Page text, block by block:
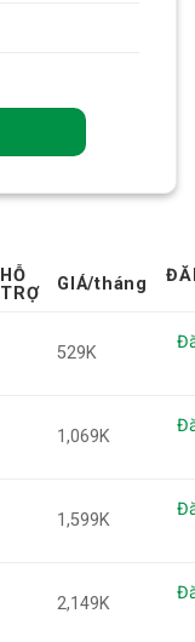
HỖ
TRỢ
GIÁ/tháng
529K
1,069K
1,599K
2,149K